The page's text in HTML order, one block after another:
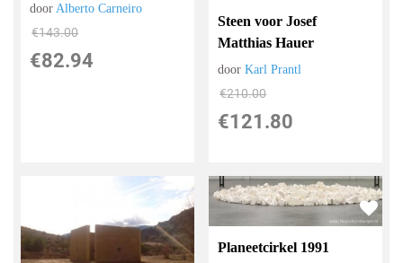
door Alberto Carneiro
€143.00
€82.94
Steen voor Josef
Matthias Hauer
doorKarl Prantl
€210.00
€121.80
Planeetcirkel 1991